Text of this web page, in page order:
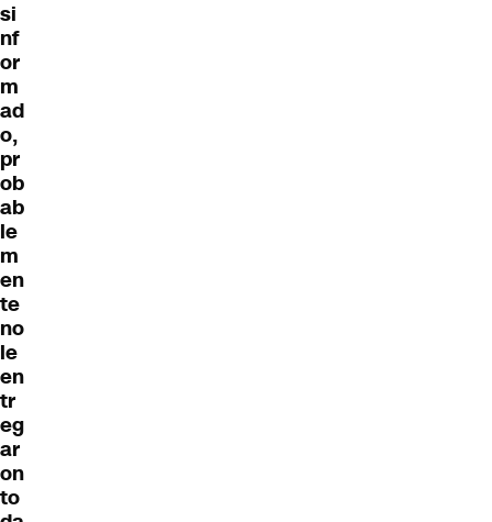
si
nf
or
m
ad
o,
pr
ob
ab
le
m
en
te
no
le
en
tr
eg
ar
on
to